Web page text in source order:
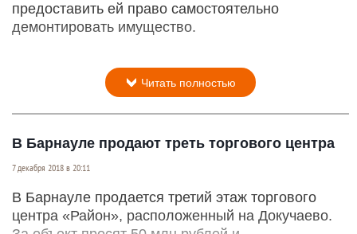
предоставить ей право самостоятельно
демонтировать имущество.
Читать полностью
В Барнауле продают треть торгового центра
7 декабря 2018 в 20:11
В Барнауле продается третий этаж торгового
центра «Район», расположенный на Докучаево.